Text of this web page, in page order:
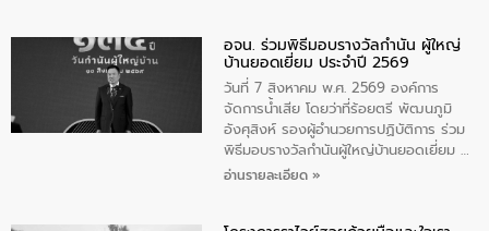
ทิพย์คำ รองผู้ว่าราชการจังหวัดมุกดาหาร
เป็นประธานในพิธี ณ เรือนจําชั่วคราวนาโสก
ตําบลนาโสก อําเภอเมืองมุกดาหาร จังหวัด
มุกดาหาร โดยในกิจกรรมได้ร่วมปลูกป่า และ
ทําความสะอาดภายในบริเวณ จัดกิจกรรม
เพื่อถวายเป็นพระราชกุศล สมเด็จพระนาง
เจ้าสิริกิติ์พระบรมราชินีนาถ พระบรมราช
อจน. ร่วมพิธีมอบรางวัลกำนัน ผู้ใหญ่
บ้านยอดเยี่ยม ประจำปี 2569
วันที่ 7 สิงหาคม พ.ศ. 2569 องค์การ
จัดการน้ำเสีย โดยว่าที่ร้อยตรี พัฒนภูมิ
อังศุสิงห์ รองผู้อำนวยการปฏิบัติการ ร่วม
พิธีมอบรางวัลกำนันผู้ใหญ่บ้านยอดเยี่ยม ณ
ทำเนียบรัฐบาล โดยมีนายอนุทิน ชาญวีรกูล
อ่านรายละเอียด »